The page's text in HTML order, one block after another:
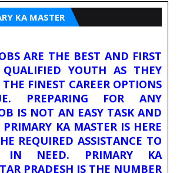
KA MASTER
ARE THE BEST AND FIRST
YOUTH AS THEY
FINEST CAREER OPTIONS
PREPARING FOR ANY
IS NOT AN EASY TASK AND
KA MASTER IS HERE
REQUIRED ASSISTANCE TO
IN NEED. PRIMARY KA
PRADESH IS THE NUMBER